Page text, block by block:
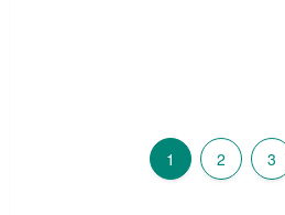
1 2 3